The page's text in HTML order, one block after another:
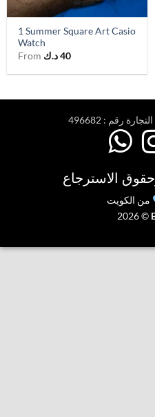
1 Summer Square Art Casio
Watch
From
40د.ك
رقم : 496682

الاسترجاع
من الكويت
2026 ©